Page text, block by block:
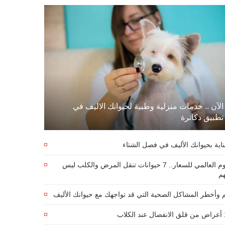
الآن .. خدمات منزلية وطبية لحيوانك الاليف في
تطبيق دكاترة
بحيوانك الأليف في فصل الشتاء
اليوم العالمي للسعار.. 7 حيوانات تنقل المرض والكلب ليس
وأخطر المشاكل الصحية التي قد تواجهك مع حيوانك الأليف